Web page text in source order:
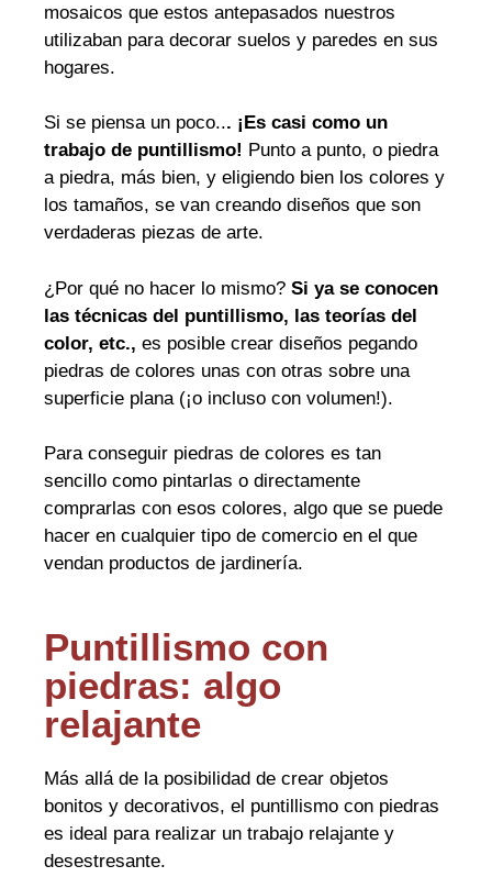
mosaicos que estos antepasados nuestros
utilizaban para decorar suelos y paredes en sus
hogares.
Si se piensa un poco... ¡Es casi como un
trabajo de puntillismo! Punto a punto, o piedra
a piedra, más bien, y eligiendo bien los colores y
los tamaños, se van creando diseños que son
verdaderas piezas de arte.
¿Por qué no hacer lo mismo? Si ya se conocen
las técnicas del puntillismo, las teorías del
color, etc., es posible crear diseños pegando
piedras de colores unas con otras sobre una
superficie plana (¡o incluso con volumen!).
Para conseguir piedras de colores es tan
sencillo como pintarlas o directamente
comprarlas con esos colores, algo que se puede
hacer en cualquier tipo de comercio en el que
vendan productos de jardinería.
Puntillismo con
piedras: algo
relajante
Más allá de la posibilidad de crear objetos
bonitos y decorativos, el puntillismo con piedras
es ideal para realizar un trabajo relajante y
desestresante.